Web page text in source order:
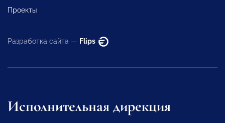
Проекты
Разработка сайта — Flips
Исполнительная дирекция